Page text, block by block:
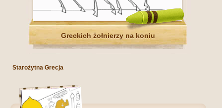
Greckich żołnierzy na koniu
Starożytna Grecja